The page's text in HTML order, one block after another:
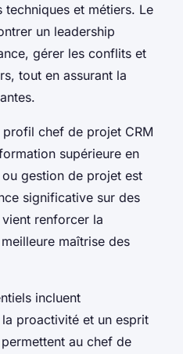
techniques et métiers. Le
un leadership
gérer les conflits et
tout en assurant la
profil chef de projet CRM
supérieure en
gestion de projet est
significative sur des
renforcer la
maîtrise des
incluent
proactivité et un esprit
au chef de